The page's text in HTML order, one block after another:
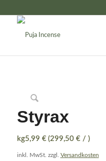
Styrax
5,99 € (299,50 €/
kg )
inkl. MwSt. zzgl. Versandkosten